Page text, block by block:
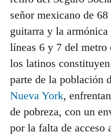
señor mexicano de
guitarra y la armónica
líneas 6 y 7 del metro
los latinos
parte de la población
Nueva York,
de pobreza, con un
por la falta de acceso